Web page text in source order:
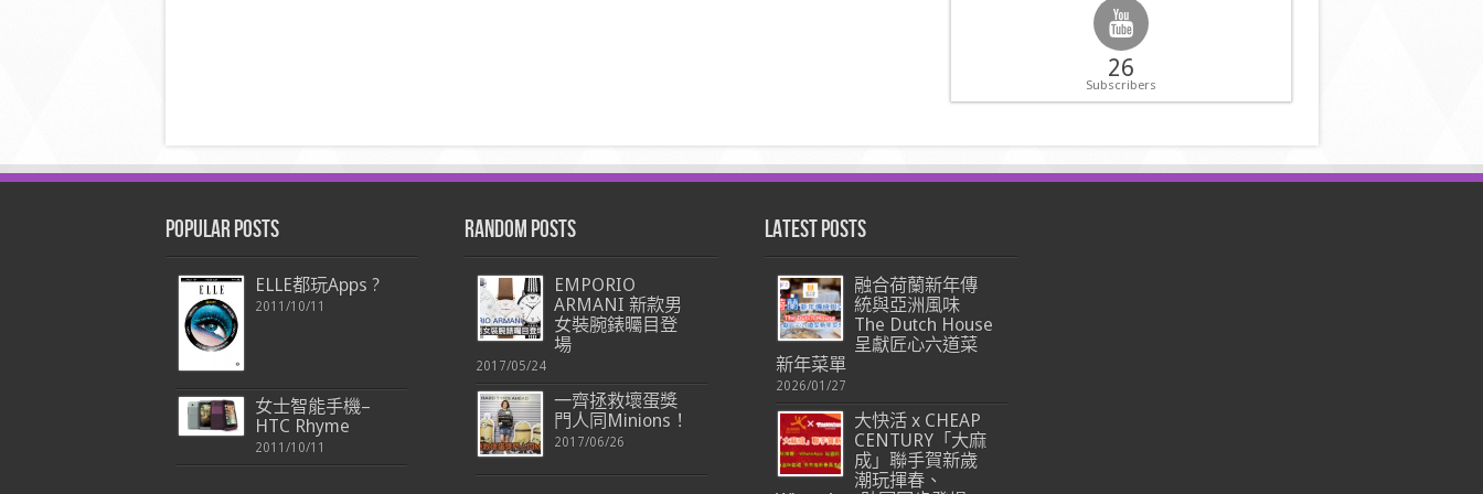
26
Subscribers
Popular Posts
ELLE都玩Apps ?
2011/10/11
女士智能手機–
HTC Rhyme
2011/10/11
Random Posts
EMPORIO
ARMANI 新款男
女裝腕錶曯目登
場
2017/05/24
一齊拯救壞蛋獎
門人同Minions！
2017/06/26
Latest Posts
融合荷蘭新年傳
統與亞洲風味
The Dutch House
呈獻匠心六道菜
新年菜單
2026/01/27
大快活 x CHEAP
CENTURY「大麻
成」聯手賀新歲
潮玩揮春、